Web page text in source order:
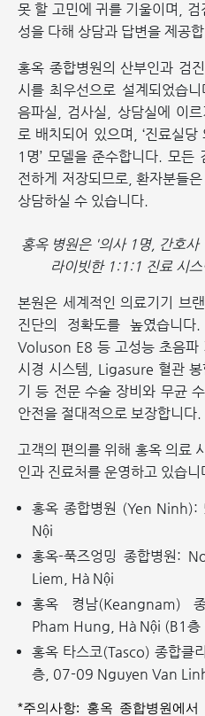
못 할 고민에 귀를 기울이며,
성을 다해 상담과 답변을 제공
홍옥 종합병원의 산부인과 검
시를 최우선으로 설계되었습
음파실, 검사실, 상담실에 이
로 배치되어 있으며, ‘진료실
1명’ 모델을 준수합니다. 모든
전하게 저장되므로, 환자분들
상담하실 수 있습니다.
홍옥 병원은 '의사 1명, 간호
라이빗한 1:1:1 진료 시
본원은 세계적인 의료기기 브
진단의 정확도를 높였습니
Voluson E8 등 고성능 초음
시경 시스템, Ligasure 혈관
기 등 전문 수술 장비와 무균
안전을 절대적으로 보장합니다.
고객의 편의를 위해 홍옥 의료
인과 진료처를 운영하고 있습니
홍옥 종합병원 (Yen
Nội
홍옥-푹즈엉밍 종합병원:
Liem, Hà Nội
홍옥 켱남(Keangnam)
Pham Hung, Hà Nội (B1층
홍옥 타스코(Tasco) 종합
층, 07-09 Nguyen Van
*주의사항: 홍옥 종합병원에